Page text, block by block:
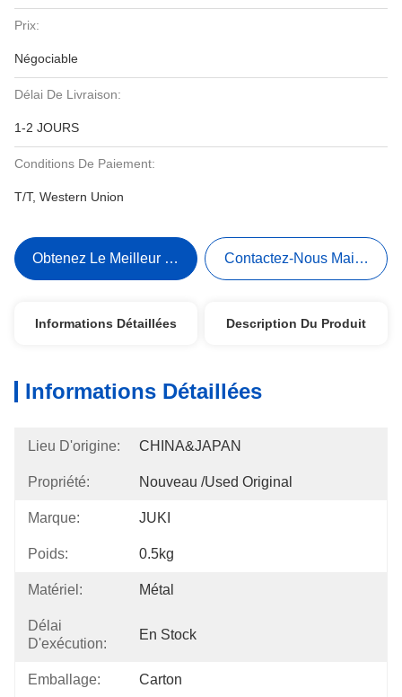
Prix:
Négociable
Délai De Livraison:
1-2 JOURS
Conditions De Paiement:
T/T, Western Union
Obtenez Le Meilleur Prix Contactez-Nous Maintenant
Informations Détaillées Description Du Produit
Informations Détaillées
Lieu D'origine: CHINA&JAPAN
Propriété: Nouveau /used Original
Marque: JUKI
Poids: 0.5kg
Matériel: Métal
Délai
D'exécution:
En Stock
Emballage: Carton